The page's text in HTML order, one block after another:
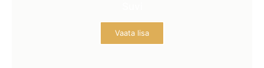
Vaata lisa